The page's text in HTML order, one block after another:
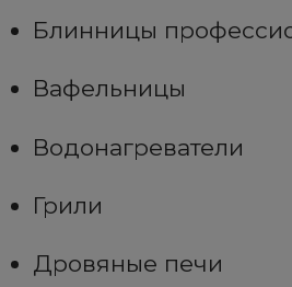
Блинницы
Вафельницы
Водонагреватели
Грили
Дровяные печи